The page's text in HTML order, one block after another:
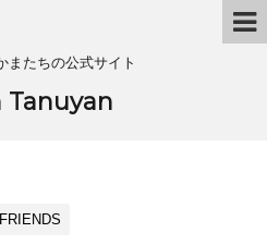
またちの公式サイト
Tanuyan